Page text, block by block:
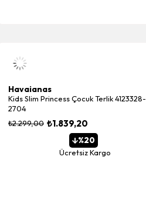
Havaianas
Kids Slim Princess Çocuk Terlik 4123328-
2704
₺1.839,20
₺2.299,00
%20
Ücretsiz Kargo